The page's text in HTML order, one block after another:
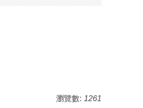
瀏覽數: 1261